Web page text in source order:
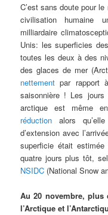
C’est sans doute pour
civilisation humaine
milliardaire
Unis: les superficies
toutes les deux à des
des glaces de mer
nettement par rapport
saisonnière ! Les
arctique est même
réduction alors
d’extension avec
superficie était
quatre jours plus tôt,
NSIDC (National Snow
Au 20 novembre,
l’Arctique et